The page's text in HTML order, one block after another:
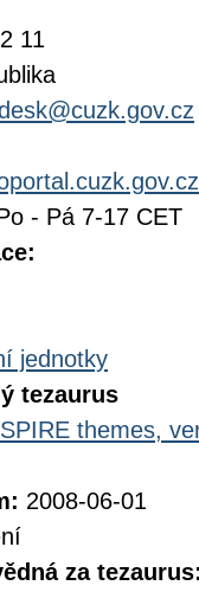
11
- Pá 7-17 CET
jednotky
tezaurus
themes,
2008-06-01
za